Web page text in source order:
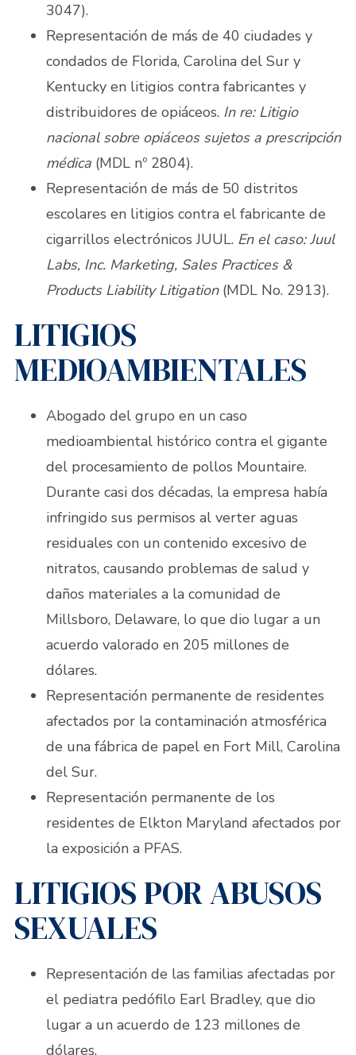
3047).
Representación de más de 40 ciudades y
condados de Florida, Carolina del Sur y
Kentucky en litigios contra fabricantes y
distribuidores de opiáceos. In re: Litigio
nacional sobre opiáceos sujetos a prescripción
médica(MDL nº 2804).
Representación de más de 50 distritos
escolares en litigios contra el fabricante de
cigarrillos electrónicos JUUL. En el caso: Juul
Labs, Inc. Marketing, Sales Practices &
Products Liability Litigation (MDL No. 2913).
LITIGIOS
MEDIOAMBIENTALES
Abogado del grupo en un caso
medioambiental histórico contra el gigante
del procesamiento de pollos Mountaire.
Durante casi dos décadas, la empresa había
infringido sus permisos al verter aguas
residuales con un contenido excesivo de
nitratos, causando problemas de salud y
daños materiales a la comunidad de
Millsboro, Delaware, lo que dio lugar a un
acuerdo valorado en 205 millones de
dólares.
Representación permanente de residentes
afectados por la contaminación atmosférica
de una fábrica de papel en Fort Mill, Carolina
del Sur.
Representación permanente de los
residentes de Elkton Maryland afectados por
la exposición a PFAS.
LITIGIOS POR ABUSOS
SEXUALES
Representación de las familias afectadas por
el pediatra pedófilo Earl Bradley, que dio
lugar a un acuerdo de 123 millones de
dólares.